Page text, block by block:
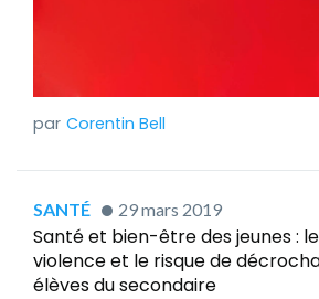
Corentin Bell
SANTÉ 29 mars 2019
Santé et bien-être des jeunes :
violence et le risque de
élèves du secondaire